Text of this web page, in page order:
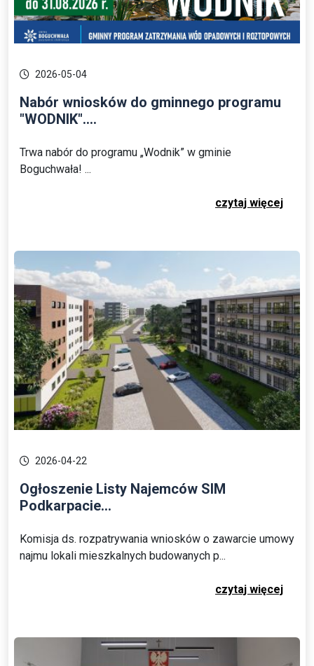
2026-05-04
Nabór wniosków do gminnego programu
"WODNIK"....
Trwa nabór do programu „Wodnik” w gminie
Boguchwała! ...
czytaj więcej
2026-04-22
Ogłoszenie Listy Najemców SIM
Podkarpacie...
Komisja ds. rozpatrywania wniosków o zawarcie umowy
najmu lokali mieszkalnych budowanych p...
czytaj więcej